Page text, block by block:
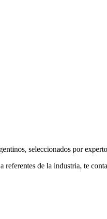
seleccionados por
de la industria, te